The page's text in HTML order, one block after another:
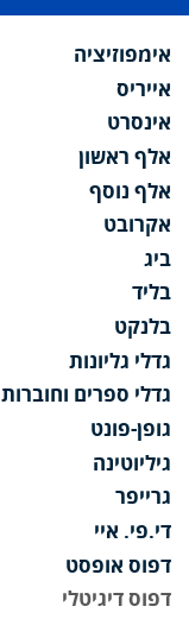
אימפוזיציה
אייריס
אינסרט
אלף ראשון
אלף נוסף
אקרובט
ביג
בליד
בלנקט
גדלי גליונות
גדלי ספרים וחוברות
גופן-פונט
גיליוטינה
גרייפר
די.פי. איי
דפוס אופסט
דפוס דיגיטלי